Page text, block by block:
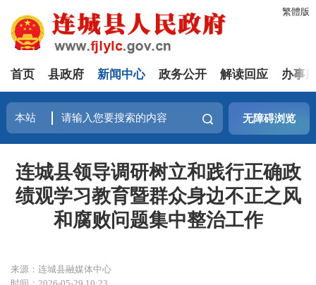
繁體版
首页 县政府 新闻中心 政务公开 解读回应 办事
无障碍浏览
连城县领导调研树立和践行正确政
绩观学习教育暨群众身边不正之风
和腐败问题集中整治工作
来源：连城县融媒体中心